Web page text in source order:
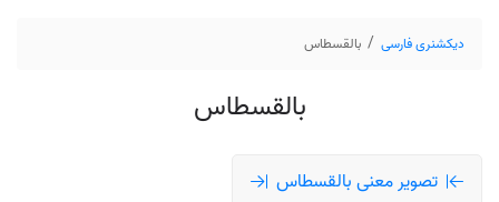
دیکشنری فارسی بالقسطاس
بالقسطاس
تصویر معنی بالقسطاس